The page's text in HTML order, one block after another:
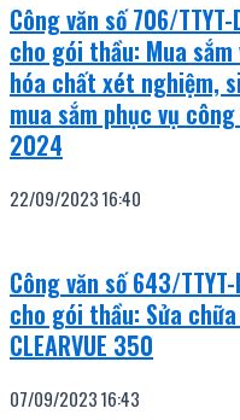
Công văn số 706/
cho gói thầu: Mua
hóa chất xét nghiệm,
mua sắm phục vụ
2024
22/09/202316:40
Công văn số 643/
cho gói thầu: Sửa
CLEARVUE 350
07/09/202316:43